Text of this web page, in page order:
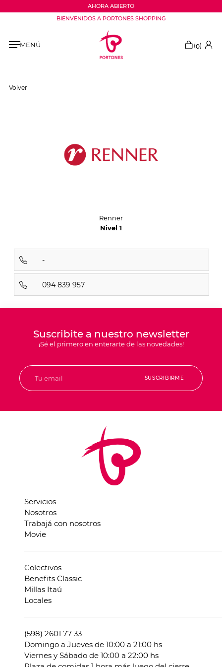
AHORA ABIERTO
BIENVENIDOS A PORTONES SHOPPING
MENÚ (0)
Volver
Renner
Nivel 1
-
094 839 957
Suscribite a nuestro newsletter
¡Sé el primero en enterarte de las novedades!
SUSCRIBIRME
Servicios
Nosotros
Trabajá con nosotros
Movie
Colectivos
Benefits Classic
Millas Itaú
Locales
(598) 2601 77 33
Domingo a Jueves de 10:00 a 21:00 hs
Viernes y Sábado de 10:00 a 22:00 hs